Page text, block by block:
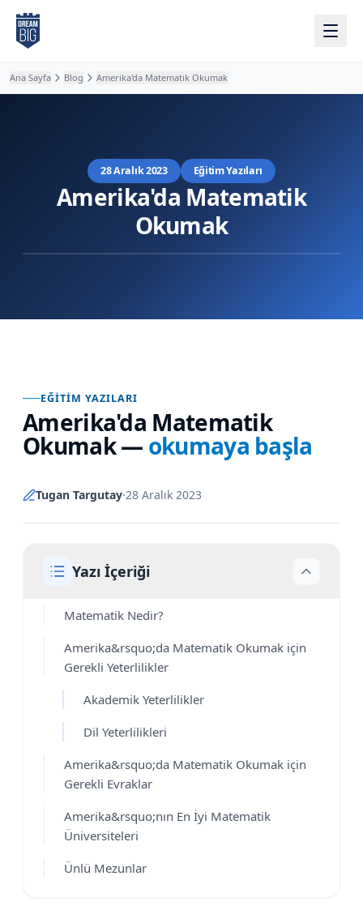
Ana içeriğe atla
Ana Sayfa Blog Amerika'da Matematik Okumak
28 Aralık 2023 Eğitim Yazıları
Amerika'da Matematik
Okumak
EĞITIM YAZILARI
Amerika'da Matematik
Okumak— okumaya başla
Tugan Targutay·28 Aralık 2023
Yazı İçeriği
Matematik Nedir?
Amerika&rsquo;da Matematik Okumak için
Gerekli Yeterlilikler
Akademik Yeterlilikler
Dil Yeterlilikleri
Amerika&rsquo;da Matematik Okumak için
Gerekli Evraklar
Amerika&rsquo;nın En İyi Matematik
Üniversiteleri
Ünlü Mezunlar